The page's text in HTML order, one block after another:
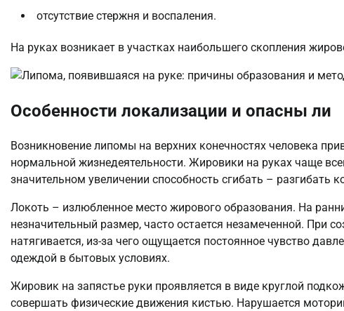
отсутствие стержня и воспаления.
На руках возникает в участках наибольшего скопления
Особенности локализации и опасны ли
Возникновение липомы на верхних конечностях человека
нормальной жизнедеятельности. Жировики на руках чаще
значительном увеличении способность сгибать – разгибать
Локоть – излюбленное место жирового образования. На
незначительный размер, часто остается незамеченной. При
натягивается, из-за чего ощущается постоянное чувство
одеждой в бытовых условиях.
Жировик на запястье руки проявляется в виде круглой
совершать физические движения кистью. Нарушается